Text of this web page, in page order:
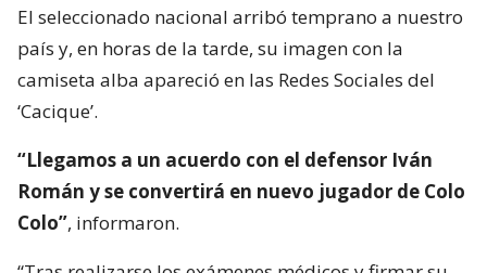
El seleccionado nacional arribó temprano a nuestro
país y, en horas de la tarde, su imagen con la
camiseta alba apareció en las Redes Sociales del
‘Cacique’.
“Llegamos a un acuerdo con el defensor Iván
Román y se convertirá en nuevo jugador de Colo
Colo”, informaron.